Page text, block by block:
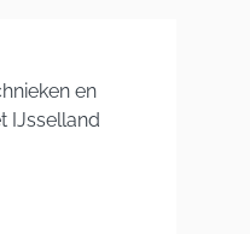
en
IJsselland